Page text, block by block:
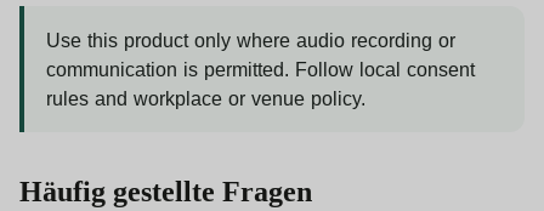
Use this product only where audio recording or
communication is permitted. Follow local consent
rules and workplace or venue policy.
Häufig gestellte Fragen